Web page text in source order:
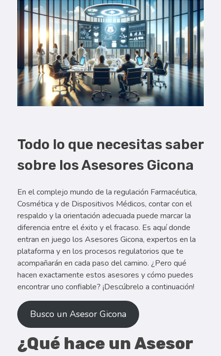
Todo lo que necesitas saber
sobre los Asesores Gicona
En el complejo mundo de la regulación Farmacéutica,
Cosmética y de Dispositivos Médicos, contar con el
respaldo y la orientación adecuada puede marcar la
diferencia entre el éxito y el fracaso. Es aquí donde
entran en juego los Asesores Gicona, expertos en la
plataforma y en los procesos regulatorios que te
acompañarán en cada paso del camino. ¿Pero qué
hacen exactamente estos asesores y cómo puedes
encontrar uno confiable? ¡Descúbrelo a continuación!
Busco un Asesor Gicona
¿Qué hace un Asesor